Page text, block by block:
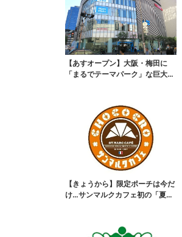
【あすオープン】大阪・梅田に
「まるでテーマパーク」な巨大ス
【きょうから】限定ポーチは今だ
け…サンマルクカフェ初の「夏福